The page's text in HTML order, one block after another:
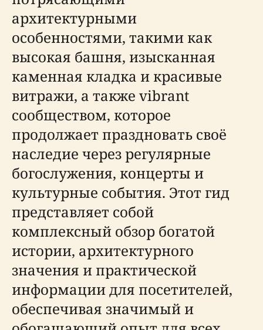
архитектурными
особенностями, такими как
высокая башня, изысканная
каменная кладка и красивые
витражи, а также vibrant
сообществом, которое
продолжает праздновать своё
наследие через регулярные
богослужения, концерты и
культурные события. Этот гид
представляет собой
комплексный обзор богатой
истории, архитектурного
значения и практической
информации для посетителей,
обеспечивая значимый и